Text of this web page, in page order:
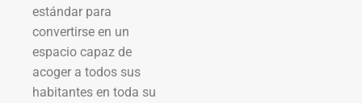
estándar para
convertirse en un
espacio capaz de
acoger a todos sus
habitantes en toda su